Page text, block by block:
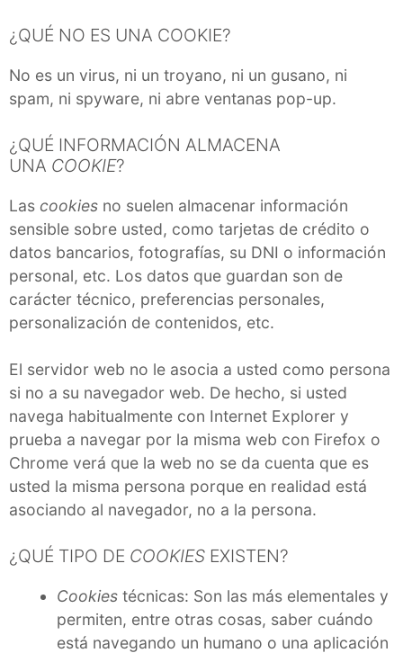
¿QUÉ NO ES UNA COOKIE?
No es un virus, ni un troyano, ni un gusano, ni
spam, ni spyware, ni abre ventanas pop-up.
¿QUÉ INFORMACIÓN ALMACENA
UNA COOKIE?
Las cookies no suelen almacenar información
sensible sobre usted, como tarjetas de crédito o
datos bancarios, fotografías, su DNI o información
personal, etc. Los datos que guardan son de
carácter técnico, preferencias personales,
personalización de contenidos, etc.
El servidor web no le asocia a usted como persona
si no a su navegador web. De hecho, si usted
navega habitualmente con Internet Explorer y
prueba a navegar por la misma web con Firefox o
Chrome verá que la web no se da cuenta que es
usted la misma persona porque en realidad está
asociando al navegador, no a la persona.
¿QUÉ TIPO DE COOKIES EXISTEN?
Cookiestécnicas: Son las más elementales y
permiten, entre otras cosas, saber cuándo
está navegando un humano o una aplicación